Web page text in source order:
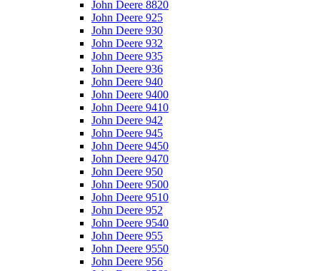
John Deere 8820
John Deere 925
John Deere 930
John Deere 932
John Deere 935
John Deere 936
John Deere 940
John Deere 9400
John Deere 9410
John Deere 942
John Deere 945
John Deere 9450
John Deere 9470
John Deere 950
John Deere 9500
John Deere 9510
John Deere 952
John Deere 9540
John Deere 955
John Deere 9550
John Deere 956